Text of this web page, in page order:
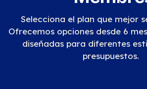
Selecciona el plan que mejor
Ofrecemos opciones desde 6
diseñadas para diferentes
presupuestos.